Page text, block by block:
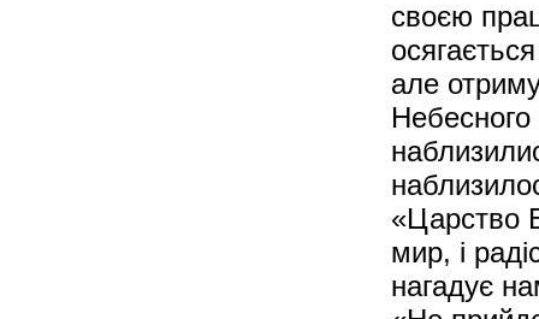
своєю
але
«Царство
мир, i
нагадує